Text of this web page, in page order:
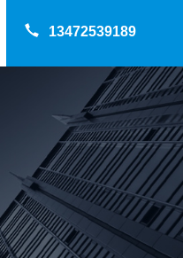
13472539189